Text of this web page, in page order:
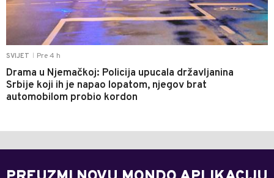
SVIJET Pre 4 h
Drama u Njemačkoj: Policija upucala državljanina
Srbije koji ih je napao lopatom, njegov brat
automobilom probio kordon